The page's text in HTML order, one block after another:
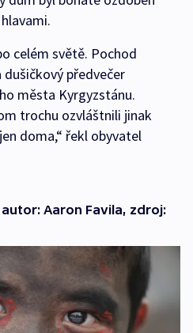
celém světě. Pochod
předvečer
města Kyrgyzstánu.
trochu ozvláštnili jinak
doma,“ řekl obyvatel
Aaron Favila, zdroj: